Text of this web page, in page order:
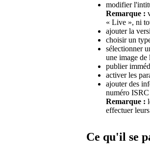
modifier
Remarque :
« Live », ni
ajouter la
choisir un
sélectionner
une image de
publier
activer les
ajouter des
numéro
Remarque :
effectuer
Ce qu'il se